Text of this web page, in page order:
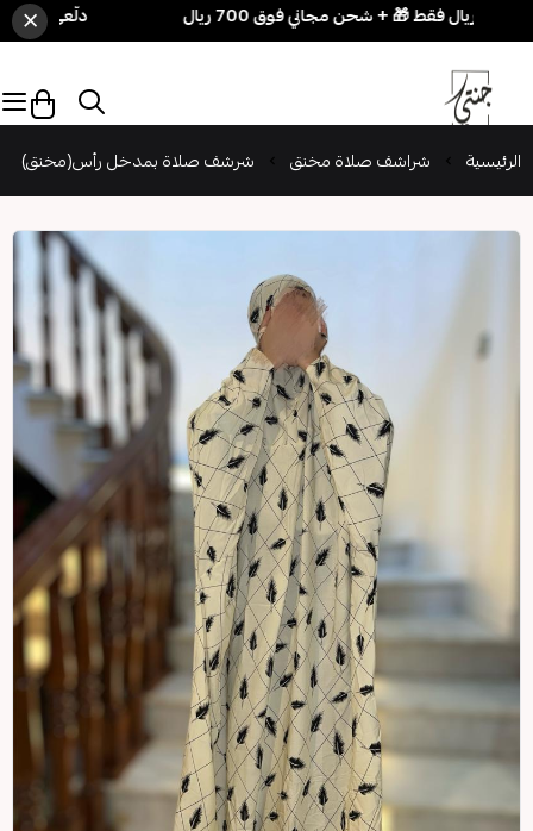
دلّعي نفسك بسهولة! 3 قطع بـ 250 ريال فقط 🎁 +
×
الرئيسية شراشف صلاة مخنق شرشف صلاة بمدخل رأس(مخنق)